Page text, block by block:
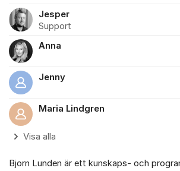
Jesper
Support
Anna
Jenny
Maria Lindgren
Visa alla
Bjorn Lunden är ett kunskaps- och